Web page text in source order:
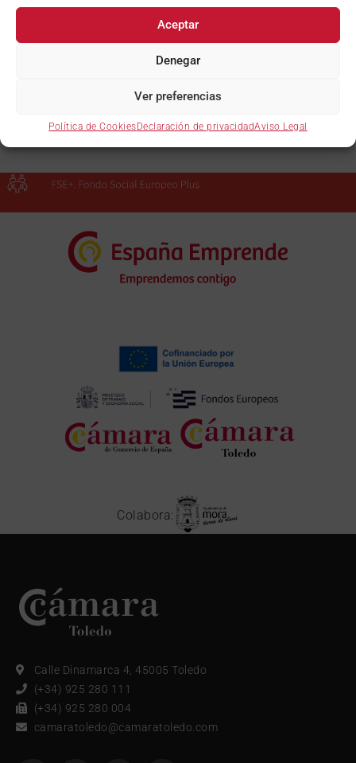
Aceptar
Denegar
Ver preferencias
Política de CookiesDeclaración de privacidadAviso Legal
INSCRÍBETE AQUÍ
DESCARGAR PROGRAMA
DEL CURSO
Colabora:
Calle Dinamarca 4, 45005 Toledo
(+34) 925 280 111
(+34) 925 280 004
camaratoledo@camaratoledo.com